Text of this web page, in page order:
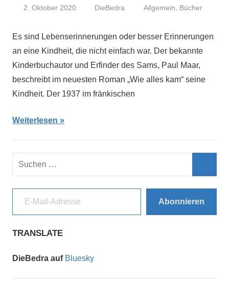
2. Oktober 2020 DieBedra Allgemein Bücher
Es sind Lebenserinnerungen oder besser Erinnerungen
an eine Kindheit, die nicht einfach war. Der bekannte
Kinderbuchautor und Erfinder des Sams, Paul Maar,
beschreibt im neuesten Roman „Wie alles kam“ seine
Kindheit. Der 1937 im fränkischen
Weiterlesen
Suchen
E-Mail-Adresse
Abonnieren
TRANSLATE
DieBedra auf Bluesky